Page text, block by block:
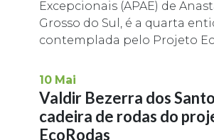
Excepcionais (APAE) de
Grosso do Sul, é a quarta
contemplada pelo Projeto
10 Mai
Valdir Bezerra dos
cadeira de rodas do
EcoRodas